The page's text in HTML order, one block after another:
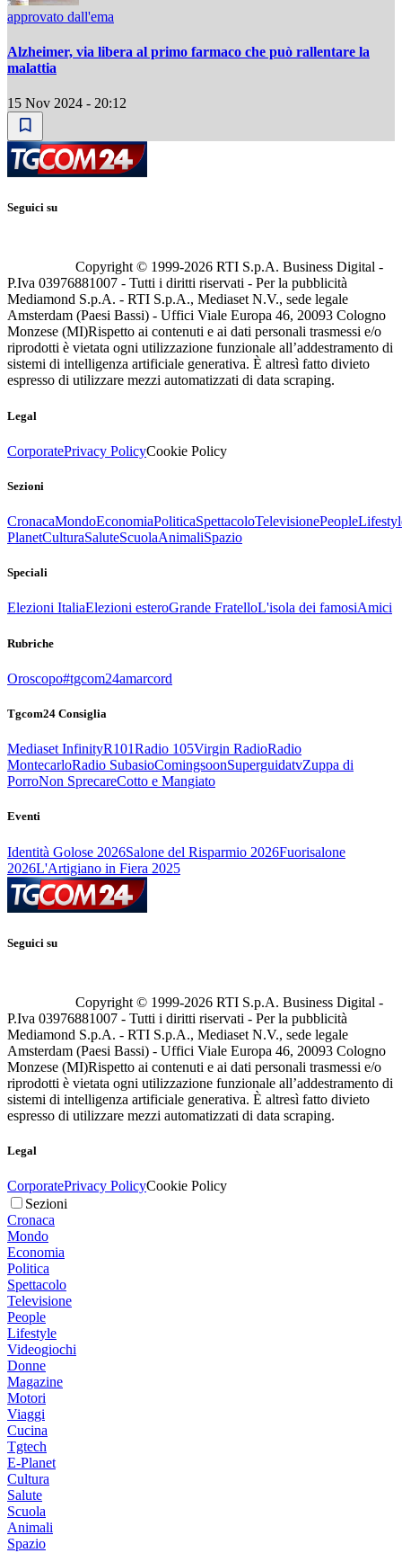
approvato dall'ema
Alzheimer, via libera al primo farmaco che può rallentare la
malattia
15 Nov 2024 - 20:12
Seguici su
Copyright © 1999-2026 RTI S.p.A. Business Digital -
P.Iva 03976881007 - Tutti i diritti riservati - Per la pubblicità
Mediamond S.p.A. - RTI S.p.A., Mediaset N.V., sede legale
Amsterdam (Paesi Bassi) - Uffici Viale Europa 46, 20093 Cologno
Monzese (MI)Rispetto ai contenuti e ai dati personali trasmessi e/o
riprodotti è vietata ogni utilizzazione funzionale all’addestramento di
sistemi di intelligenza artificiale generativa. È altresì fatto divieto
espresso di utilizzare mezzi automatizzati di data scraping.
Legal
CorporatePrivacy PolicyCookie Policy
Sezioni
CronacaMondoEconomiaPoliticaSpettacoloTelevisionePeople
PlanetCulturaSaluteScuolaAnimaliSpazio
Speciali
Elezioni ItaliaElezioni esteroGrande FratelloL'isola dei famosiAmici
Rubriche
Oroscopo#tgcom24amarcord
Tgcom24 Consiglia
Mediaset InfinityR101Radio 105Virgin RadioRadio
MontecarloRadio SubasioComingsoonSuperguidatvZuppa di
PorroNon SprecareCotto e Mangiato
Eventi
Identità Golose 2026Salone del Risparmio 2026Fuorisalone
2026L'Artigiano in Fiera 2025
Seguici su
Copyright © 1999-2026 RTI S.p.A. Business Digital -
P.Iva 03976881007 - Tutti i diritti riservati - Per la pubblicità
Mediamond S.p.A. - RTI S.p.A., Mediaset N.V., sede legale
Amsterdam (Paesi Bassi) - Uffici Viale Europa 46, 20093 Cologno
Monzese (MI)Rispetto ai contenuti e ai dati personali trasmessi e/o
riprodotti è vietata ogni utilizzazione funzionale all’addestramento di
sistemi di intelligenza artificiale generativa. È altresì fatto divieto
espresso di utilizzare mezzi automatizzati di data scraping.
Legal
CorporatePrivacy PolicyCookie Policy
Sezioni
Cronaca
Mondo
Economia
Politica
Spettacolo
Televisione
People
Lifestyle
Videogiochi
Donne
Magazine
Motori
Viaggi
Cucina
Tgtech
E-Planet
Cultura
Salute
Scuola
Animali
Spazio